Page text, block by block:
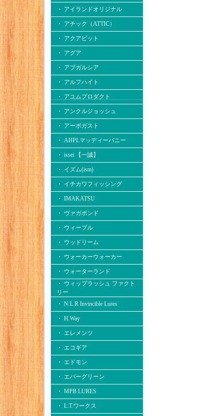
・ アイランドオリジナル
・ アチック（ATTIC）
・ アクアビット
・ アグア
・ アブガルシア
・ アルフハイト
・ アユムプロダクト
・ アンクルジョッシュ
・ アーボガスト
・ AHPLマッディーバニー
・ issei 【一誠】
・ イズム(ism)
・ イチカワフィッシング
・ IMAKATSU
・ ヴァガボンド
・ ウィーブル
・ ウッドリーム
・ ウォーカーウォーカー
・ ウォーターランド
・ ウィップラッシュ ファクト
リー
・ N.L.R Invincible Lures
・ H.Way
・ エレメンツ
・ エコギア
・ エドモン
・ エバーグリーン
・ MPB LURES
・ L.T.ワークス